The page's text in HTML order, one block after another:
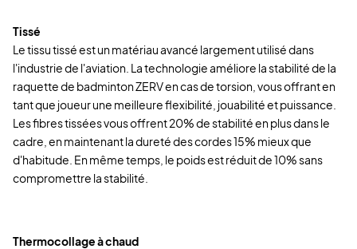
Tissé
Le tissu tissé est un matériau avancé largement utilisé dans
l'industrie de l'aviation. La technologie améliore la stabilité de la
raquette de badminton ZERV en cas de torsion, vous offrant en
tant que joueur une meilleure flexibilité, jouabilité et puissance.
Les fibres tissées vous offrent 20% de stabilité en plus dans le
cadre, en maintenant la dureté des cordes 15% mieux que
d'habitude. En même temps, le poids est réduit de 10% sans
compromettre la stabilité.
Thermocollage à chaud